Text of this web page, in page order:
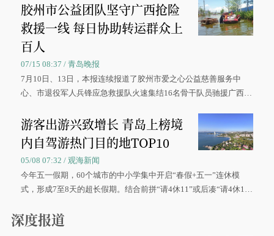
胶州市公益团队坚守广西抢险
救援一线 每日协助转运群众上
百人
07/15 08:37 / 青岛晚报
7月10日、13日，本报连续报道了胶州市爱之心公益慈善服务中
心、市退役军人兵锋应急救援队火速集结16名骨干队员驰援广西灾
游客出游兴致增长 青岛上榜境
内自驾游热门目的地TOP10
05/08 07:32 / 观海新闻
今年五一假期，60个城市的中小学集中开启“春假+五一”连休模
式，形成7至8天的超长假期。结合前拼“请4休11”或后凑“请4休1
深度报道